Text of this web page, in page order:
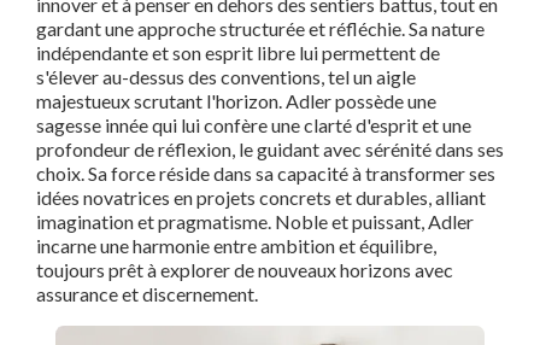
innover et à penser en dehors des sentiers battus, tout en
gardant une approche structurée et réfléchie. Sa nature
indépendante et son esprit libre lui permettent de
s'élever au-dessus des conventions, tel un aigle
majestueux scrutant l'horizon. Adler possède une
sagesse innée qui lui confère une clarté d'esprit et une
profondeur de réflexion, le guidant avec sérénité dans ses
choix. Sa force réside dans sa capacité à transformer ses
idées novatrices en projets concrets et durables, alliant
imagination et pragmatisme. Noble et puissant, Adler
incarne une harmonie entre ambition et équilibre,
toujours prêt à explorer de nouveaux horizons avec
assurance et discernement.